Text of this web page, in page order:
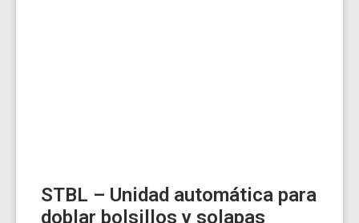
STBL – Unidad automática para
doblar bolsillos y solapas